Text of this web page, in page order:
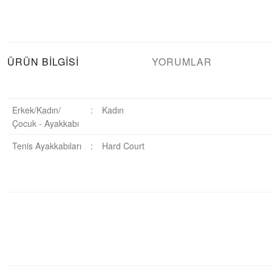
ÜRÜN BILGISI YORUMLAR
Erkek/Kadın/
Çocuk - Ayakkabı
: Kadın
Tenis Ayakkabıları : Hard Court